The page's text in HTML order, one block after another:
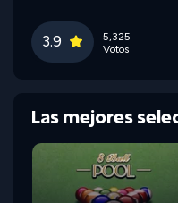
3.9
5,325
Votos
Las mejores